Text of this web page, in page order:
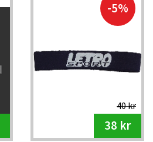
-5%
40 kr
38 kr